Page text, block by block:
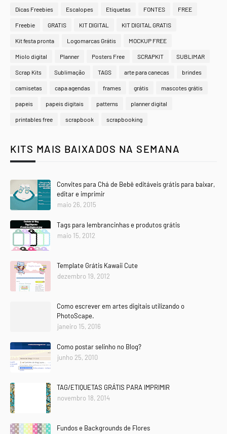
Dicas Freebies Escalopes Etiquetas FONTES FREE
Freebie GRATIS KIT DIGITAL KIT DIGITAL GRATIS
Kit festa pronta Logomarcas Grátis MOCKUP FREE
Miolo digital Planner Posters Free SCRAPKIT SUBLIMAR
Scrap Kits Sublimação TAGS arte para canecas brindes
camisetas capa agendas frames grátis mascotes grátis
papeis papeis digitais patterns planner digital
printables free scrapbook scrapbooking
KITS MAIS BAIXADOS NA SEMANA
Convites para Chá de Bebê editáveis grátis para baixar,
editar e imprimir
maio 26, 2015
Tags para lembrancinhas e produtos grátis
maio 15, 2012
Template Grátis Kawaii Cute
dezembro 19, 2012
Como escrever em artes digitais utilizando o
PhotoScape.
janeiro 15, 2016
Como postar selinho no Blog?
junho 25, 2010
TAG/ETIQUETAS GRÁTIS PARA IMPRIMIR
novembro 18, 2014
Fundos e Backgrounds de Flores